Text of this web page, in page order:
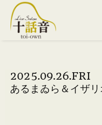
2025.09.26.FRI
あるまゐら＆イザ